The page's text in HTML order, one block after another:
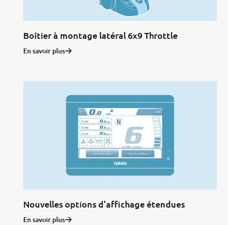
Boîtier à montage latéral 6x9 Throttle
En savoir plus
Nouvelles options d'affichage étendues
En savoir plus